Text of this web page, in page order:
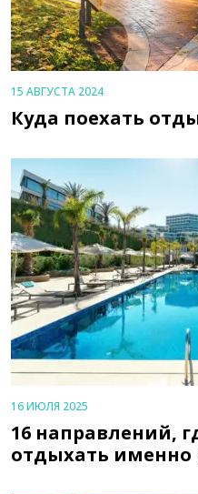
15 АВГУСТА 2024
Куда поехать
16 ИЮЛЯ 2025
16 направлений,
отдыхать именно